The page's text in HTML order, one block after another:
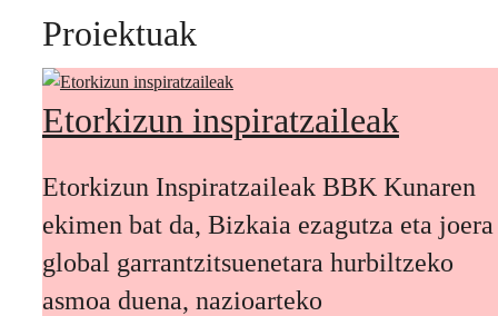
Proiektuak
Etorkizun inspiratzaileak
Etorkizun Inspiratzaileak BBK Kunaren
ekimen bat da, Bizkaia ezagutza eta joera
global garrantzitsuenetara hurbiltzeko
asmoa duena, nazioarteko